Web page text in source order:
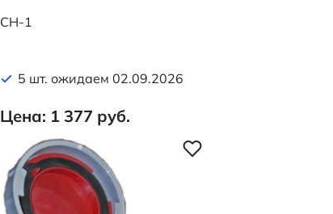
CH-1
5 шт. ожидаем 02.09.2026
Цена: 1 377 руб.